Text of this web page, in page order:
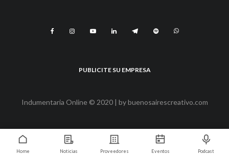
PUBLICITE SU EMPRESA
Indumentaria Online © 2020 | bybuenosairescreativo.com
Home Noticias Proveedores Eventos Podcast